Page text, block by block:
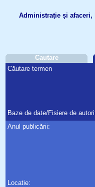
Administrație și afaceri,
Cautare
Căutare termen
Baze de date/Fisiere de
Anul publicării:
Locatie: